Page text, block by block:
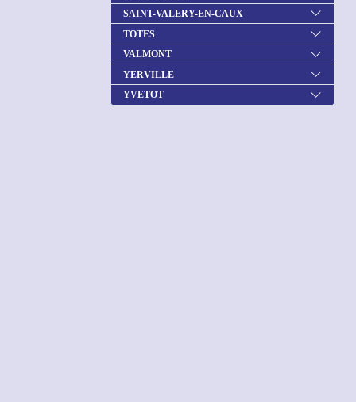
SAINT-VALERY-EN-CAUX
TOTES
VALMONT
YERVILLE
YVETOT